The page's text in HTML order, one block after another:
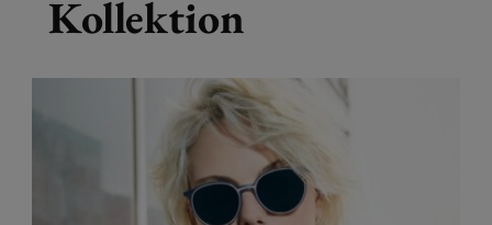
Kollektion